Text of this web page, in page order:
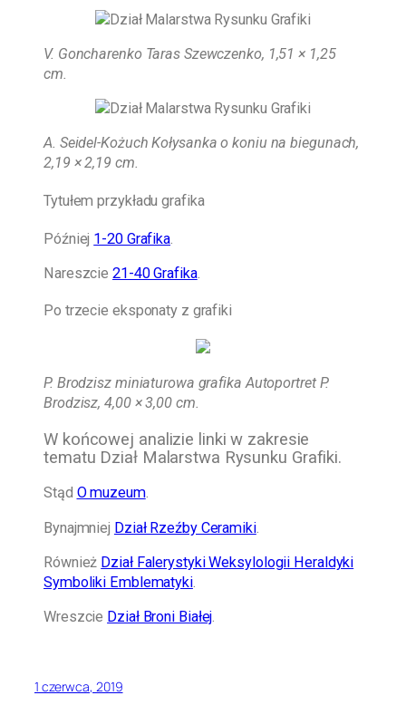
V. Goncharenko Taras Szewczenko, 1,51 × 1,25
cm.
A. Seidel-Kożuch Kołysanka o koniu na biegunach,
2,19 × 2,19 cm.
Tytułem przykładu grafika
Później 1-20 Grafika
Nareszcie21-40 Grafika.
Po trzecie eksponaty z grafiki
P. Brodzisz miniaturowa grafika Autoportret P.
Brodzisz, 4,00 × 3,00 cm.
W końcowej analizie linki w zakresie
tematu Dział Malarstwa Rysunku Grafiki.
Stąd O muzeum.
Bynajmniej Dział Rzeźby Ceramiki.
Również Dział Falerystyki Weksylologii Heraldyki
Symboliki Emblematyki.
Wreszcie Dział Broni Białej.
1 czerwca, 2019